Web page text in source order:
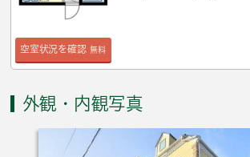
空室状況を確認 無料
外観・内観写真